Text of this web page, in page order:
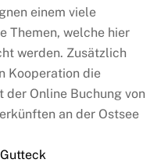
einem viele
Themen, welche hier
werden. Zusätzlich
Kooperation die
der Online Buchung von
an der Ostsee